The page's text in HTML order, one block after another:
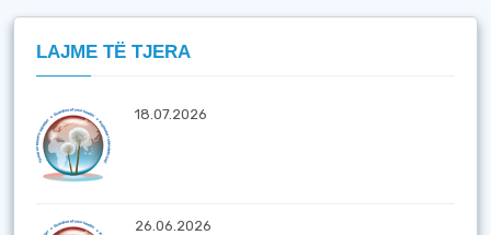
LAJME TË TJERA
18.07.2026
26.06.2026